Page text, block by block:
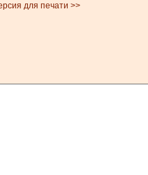
для печати >>